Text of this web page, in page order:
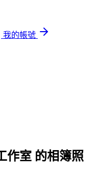
我的帳號
作室 的相簿照